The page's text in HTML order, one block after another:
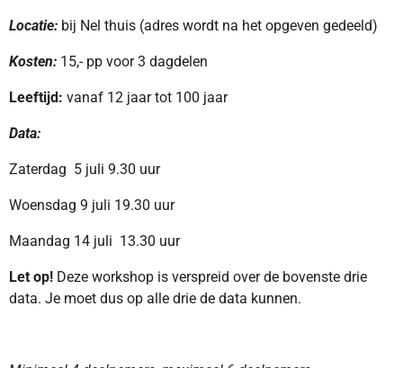
Locatie: bij Nel thuis (adres wordt na het opgeven gedeeld)
Kosten: 15,- pp voor 3 dagdelen
Leeftijd: vanaf 12 jaar tot 100 jaar
Data:
Zaterdag 5 juli 9.30 uur
Woensdag 9 juli 19.30 uur
Maandag 14 juli 13.30 uur
Let op! Deze workshop is verspreid over de bovenste drie
data. Je moet dus op alle drie de data kunnen.